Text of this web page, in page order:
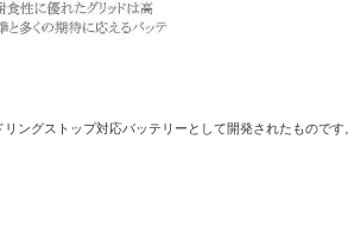
ングストップ対応バッテリーとして開発されたもので